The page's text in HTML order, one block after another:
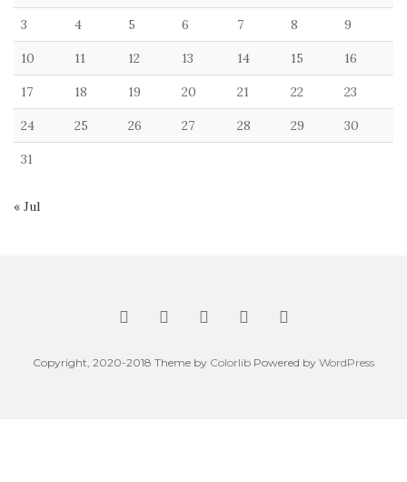
3 4 5 6 7 8 9
10 11 12 13 14 15 16
17 18 19 20 21 22 23
24 25 26 27 28 29 30
31
« Jul
Copyright, 2020-2018 Theme by Colorlib Powered by WordPress